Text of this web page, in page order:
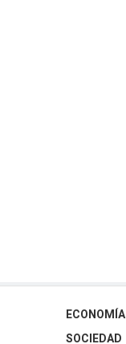
ECONOMÍA
SOCIEDAD